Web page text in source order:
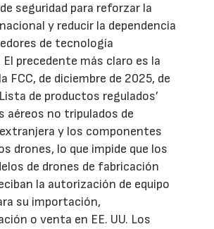
seguridad para reforzar la
y reducir la dependencia
de tecnología
precedente más claro es la
FCC, de diciembre de 2025, de
de productos regulados’
aéreos no tripulados de
y los componentes
drones, lo que impide que los
de drones de fabricación
la autorización de equipo
su importación,
o venta en EE. UU. Los